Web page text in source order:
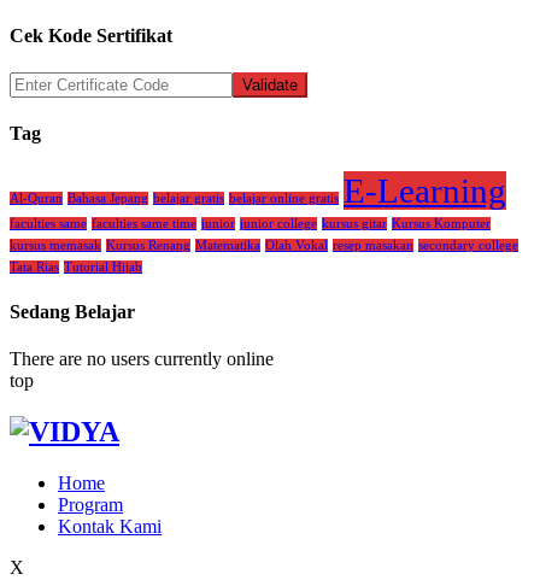
Cek Kode Sertifikat
Tag
Al-Quran Bahasa Jepang belajar gratis belajar online gratis E-Learning
faculties same faculties same time junior junior college kursus gitar Kursus Komputer
kursus memasak Kursus Renang Matematika Olah Vokal resep masakan secondary college
Tata Rias Tutorial Hijab
Sedang Belajar
There are no users currently online
top
Home
Program
Kontak Kami
X